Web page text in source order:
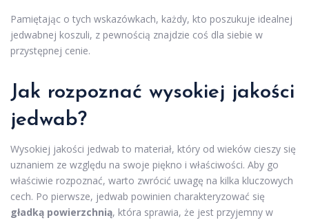
Pamiętając o tych wskazówkach, każdy, kto poszukuje idealnej
jedwabnej koszuli, z pewnością znajdzie coś dla siebie w
przystępnej cenie.
Jak rozpoznać wysokiej jakości
jedwab?
Wysokiej jakości jedwab to materiał, który od wieków cieszy się
uznaniem ze względu na swoje piękno i właściwości. Aby go
właściwie rozpoznać, warto zwrócić uwagę na kilka kluczowych
cech. Po pierwsze, jedwab powinien charakteryzować się
gładką powierzchnią, która sprawia, że jest przyjemny w